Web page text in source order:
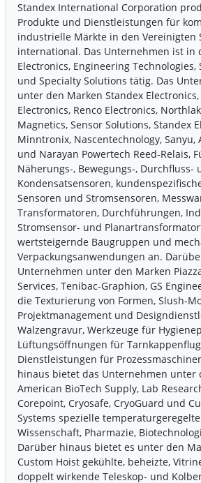
Standex International Corporation
Produkte und Dienstleistungen für
industrielle Märkte in den Vereinigten
international. Das Unternehmen ist in
Electronics, Engineering Technologies,
und Specialty Solutions tätig. Das
unter den Marken Standex
Electronics, Renco Electronics,
Magnetics, Sensor Solutions, Standex
Minntronix, Nascentechnology,
und Narayan Powertech Reed-Relais,
Näherungs-, Bewegungs-, Durchfluss-
Kondensatsensoren,
Sensoren und Stromsensoren,
Transformatoren, Durchführungen,
Stromsensor- und
wertsteigernde Baugruppen und
Verpackungsanwendungen an.
Unternehmen unter den Marken
Services, Tenibac-Graphion, GS
die Texturierung von Formen, Slush-
Projektmanagement und
Walzengravur, Werkzeuge für
Lüftungsöffnungen für
Dienstleistungen für
hinaus bietet das Unternehmen unter
American BioTech Supply, Lab
Corepoint, Cryosafe, CryoGuard und
Systems spezielle
Wissenschaft, Pharmazie,
Darüber hinaus bietet es unter den
Custom Hoist gekühlte, beheizte,
doppelt wirkende Teleskop- und